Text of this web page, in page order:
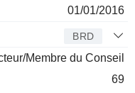
01/01/2016
BRD
Membre du Conseil
69